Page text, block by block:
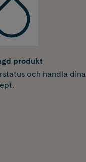
produkt
och handla dina